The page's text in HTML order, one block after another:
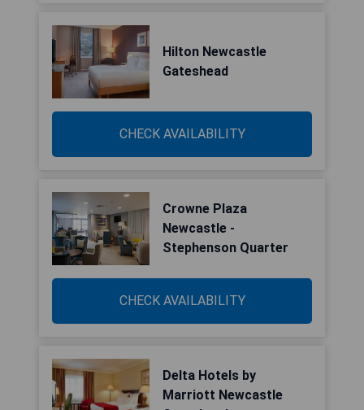
Hilton Newcastle
Gateshead
CHECK AVAILABILITY
Crowne Plaza
Newcastle -
Stephenson Quarter
CHECK AVAILABILITY
Delta Hotels by
Marriott Newcastle